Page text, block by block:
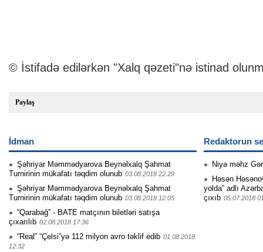
© İstifadə edilərkən "Xalq qəzeti"nə istinad
Paylaş
İdman
Şəhriyar Məmmədyarova Beynəlxalq Şahmat
Turnirinin mükafatı təqdim olunub 03.08.2018 22:29
Şəhriyar Məmmədyarova Beynəlxalq Şahmat
Turnirinin mükafatı təqdim olunub 03.08.2018 12:05
“Qarabağ” - BATE matçının biletləri satışa
çıxarılıb 02.08.2018 17:36
“Real” “Çelsi”yə 112 milyon avro təklif edib 01.08.2018
12:32
Redaktorun
Niyə məhz
Həsən
yolda” adlı
çıxıb 05.07.2018